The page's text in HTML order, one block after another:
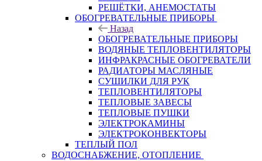
РЕШЁТКИ, АНЕМОСТАТЫ
ОБОГРЕВАТЕЛЬНЫЕ ПРИБОРЫ
Назад
ОБОГРЕВАТЕЛЬНЫЕ ПРИБОРЫ
ВОДЯНЫЕ ТЕПЛОВЕНТИЛЯТОРЫ
ИНФРАКРАСНЫЕ ОБОГРЕВАТЕЛИ
РАДИАТОРЫ МАСЛЯНЫЕ
СУШИЛКИ ДЛЯ РУК
ТЕПЛОВЕНТИЛЯТОРЫ
ТЕПЛОВЫЕ ЗАВЕСЫ
ТЕПЛОВЫЕ ПУШКИ
ЭЛЕКТРОКАМИНЫ
ЭЛЕКТРОКОНВЕКТОРЫ
ТЕПЛЫЙ ПОЛ
ВОДОСНАБЖЕНИЕ, ОТОПЛЕНИЕ